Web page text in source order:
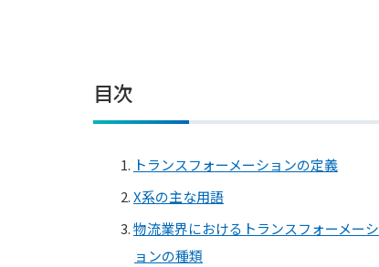
目次
1. トランスフォーメーションの定義
2.X系の主な用語
3.物流業界におけるトランスフォーメーシ
ョンの種類